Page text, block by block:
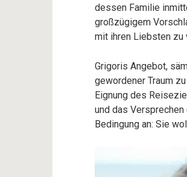
dessen Familie
großzügigem
mit ihren Liebsten zu
Grigoris Angebot,
gewordener Traum
Eignung des
und das
Bedingung an: Sie